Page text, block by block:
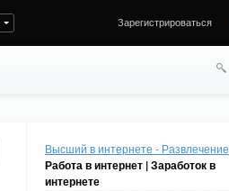
Зарегистрироваться
Высший в интернете - Развлечение
Работа в интернет | Заработок в
интернете